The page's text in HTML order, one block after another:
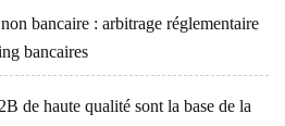
bancaire : arbitrage réglementaire
bancaires
de haute qualité sont la base de la